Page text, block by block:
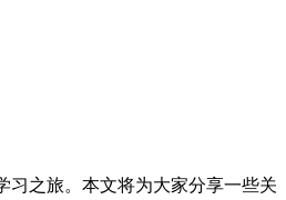
习之旅。本文将为大家分享一些关